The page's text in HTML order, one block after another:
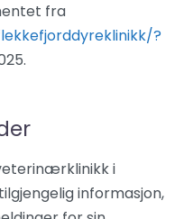
fra
?
i
informasjon,